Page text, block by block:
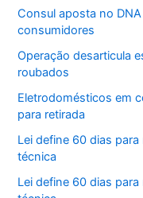
Consul aposta no
consumidores
Operação desarticula
roubados
Eletrodomésticos em
para retirada
Lei define 60 dias
técnica
Lei define 60 dias